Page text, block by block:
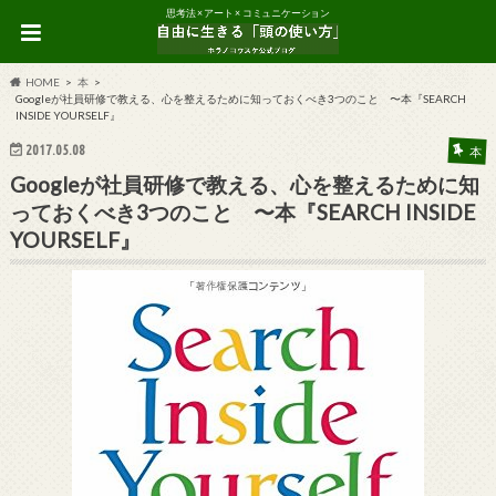
思考法 × アート × コミュニケーション
HOME
本
Googleが社員研修で教える、心を整えるために知っておくべき3つのこと 〜本『SEARCH
INSIDE YOURSELF』
2017.05.08 本
Googleが社員研修で教える、心を整えるために知
っておくべき3つのこと 〜本『SEARCH INSIDE
YOURSELF』